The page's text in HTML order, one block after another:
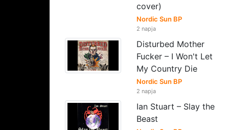
cover)
Nordic Sun BP
2 napja
Disturbed Mother
Fucker – I Won't Let
My Country Die
Nordic Sun BP
2 napja
Ian Stuart – Slay the
Beast